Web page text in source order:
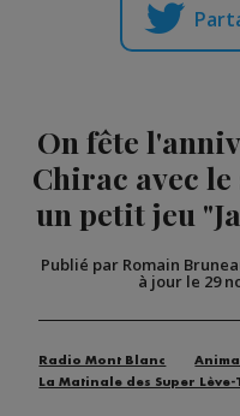
On fête
Chirac avec
un petit jeu
Publié par Romain
à jour le 29
Radio Mont Blanc
La Matinale des Super Lève-